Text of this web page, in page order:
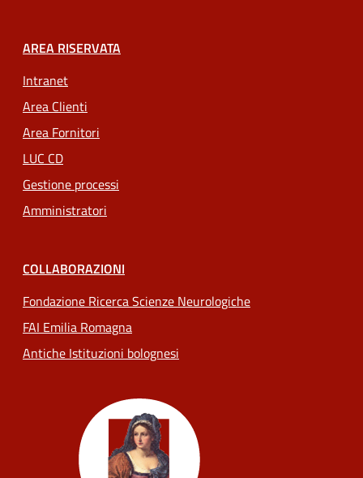
AREA RISERVATA
Intranet
Area Clienti
Area Fornitori
LUC CD
Gestione processi
Amministratori
COLLABORAZIONI
Fondazione Ricerca Scienze Neurologiche
FAI Emilia Romagna
Antiche Istituzioni bolognesi